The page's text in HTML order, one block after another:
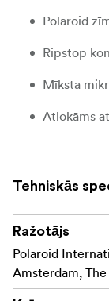
Polaroid
Ripstop
Mīksta
Atlokāms
Piemērots
Izmēri: D
Tehniskās
Ražotājs
Polaroid
Amsterdam,